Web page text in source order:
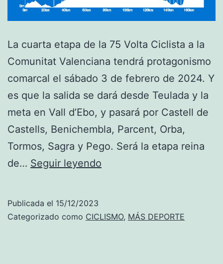
La cuarta etapa de la 75 Volta Ciclista a la
Comunitat Valenciana tendrá protagonismo
comarcal el sábado 3 de febrero de 2024. Y
es que la salida se dará desde Teulada y la
meta en Vall d’Ebo, y pasará por Castell de
Castells, Benichembla, Parcent, Orba,
Tormos, Sagra y Pego. Será la etapa reina
de… Seguir leyendo
de
Publicada el 15/12/2023
Categorizado como CICLISMO, MÁS DEPORTE